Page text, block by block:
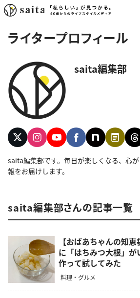
ライタープロフィール
saita編集部
saita編集部です。毎日が楽しくなる、心
報をお届けします。
saita編集部さんの記事一覧
【おばあちゃんの知
に「はちみつ大根」
作って試してみた
料理・グルメ